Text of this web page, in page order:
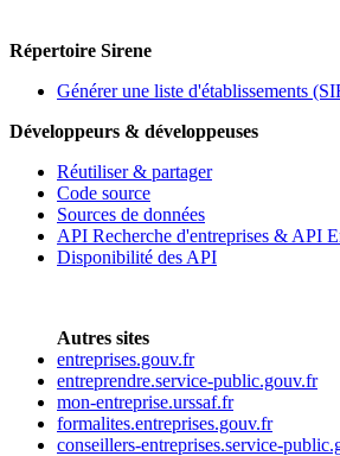
Répertoire Sirene
Générer une liste d'établissements
Développeurs & développeuses
Réutiliser & partager
Code source
Sources de données
API Recherche d'entreprises & API
Disponibilité des API
Autres sites
entreprises.gouv.fr
entreprendre.service-public.gouv.fr
mon-entreprise.urssaf.fr
formalites.entreprises.gouv.fr
conseillers-entreprises.service-